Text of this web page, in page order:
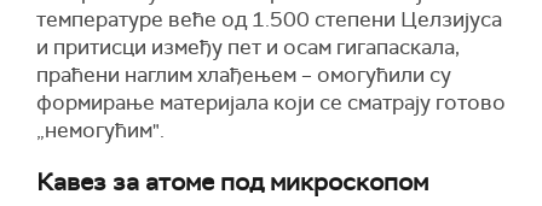
температуре веће од 1.500 степени Целзијуса
и притисци између пет и осам гигапаскала,
праћени наглим хлађењем – омогућили су
формирање материјала који се сматрају готово
„немогућим".
Кавез за атоме под микроскопом